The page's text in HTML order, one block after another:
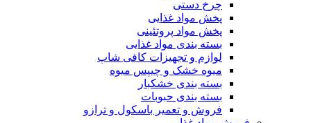
چرخ دستی
پخش مواد غذایی
پخش مواد پروتئینی
بسته بندی مواد غذایی
لوازم و تجهیزات کافی شاپ
میوه خشک و چیپس میوه
بسته بندی خشکبار
بسته بندی حبوبات
فروش و تعمیر باسکول و ترازو